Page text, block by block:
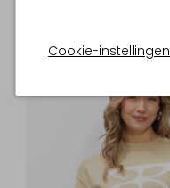
Cookie-instellingen